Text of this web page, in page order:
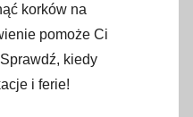
korków na
pomoże Ci
kiedy
i ferie!